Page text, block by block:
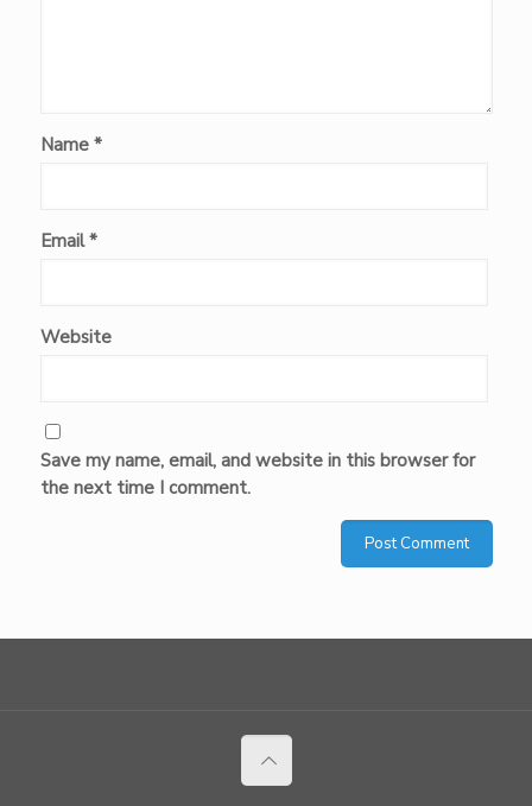
Name *
Email*
Website
Save my name, email, and website in this browser for
the next time I comment.